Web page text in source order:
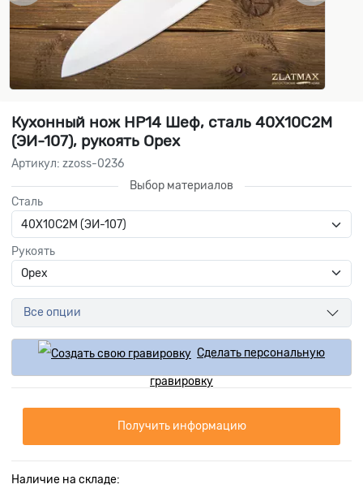
Кухонный нож НР14 Шеф, сталь 40Х10С2М
(ЭИ-107), рукоять Орех
Артикул: zzoss-0236
Выбор материалов
Сталь
Рукоять
Все опции
Сделать персональную
гравировку
Получить информацию
Наличие на складе: